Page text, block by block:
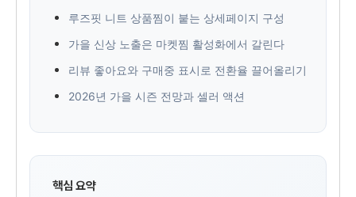
루즈핏 니트 상품찜이 붙는 상세페이지 구성
가을 신상 노출은 마켓찜 활성화에서 갈린다
리뷰 좋아요와 구매중 표시로 전환율 끌어올리기
2026년 가을 시즌 전망과 셀러 액션
핵심 요약